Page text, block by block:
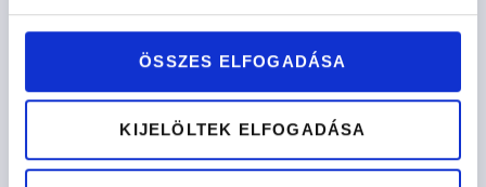
ÖSSZES ELFOGADÁSA
KIJELÖLTEK ELFOGADÁSA